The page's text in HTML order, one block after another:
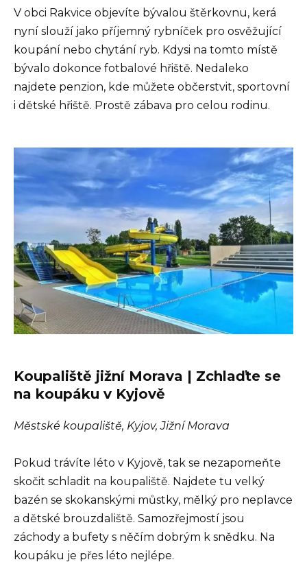
V obci Rakvice objevíte bývalou štěrkovnu, kerá
nyní slouží jako příjemný rybníček pro osvěžující
koupání nebo chytání ryb. Kdysi na tomto místě
bývalo dokonce fotbalové hřiště. Nedaleko
najdete penzion, kde můžete občerstvit, sportovní
i dětské hřiště. Prostě zábava pro celou rodinu.
Koupaliště jižní Morava | Zchlaďte se
na koupáku v Kyjově
Městské koupaliště, Kyjov, Jižní Morava
Pokud trávíte léto v Kyjově, tak se nezapomeňte
skočit schladit na koupaliště. Najdete tu velký
bazén se skokanskými můstky, mělký pro neplavce
a dětské brouzdaliště. Samozřejmostí jsou
záchody a bufety s něčím dobrým k snědku. Na
koupáku je přes léto nejlépe.